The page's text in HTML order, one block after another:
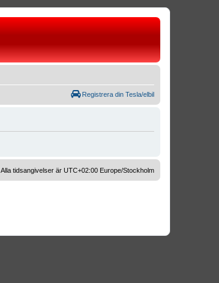
Registrera din Tesla/elbil
Alla tidsangivelser är UTC+02:00 Europe/Stockholm